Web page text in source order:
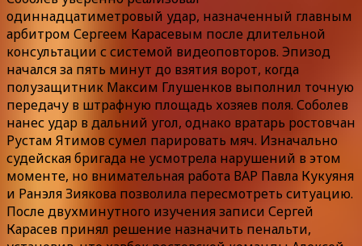
одиннадцатиметровый удар, назначенный главным
арбитром Сергеем Карасевым после длительной
консультации с системой видеоповторов. Эпизод
начался за пять минут до взятия ворот, когда
полузащитник Максим Глушенков выполнил точную
передачу в штрафную площадь хозяев поля. Соболев
нанес удар в дальний угол, однако вратарь ростовчан
Рустам Ятимов сумел парировать мяч. Изначально
судейская бригада не усмотрела нарушений в этом
моменте, но внимательная работа ВАР Павла Кукуяня
и Ранэля Зиякова позволила пересмотреть ситуацию.
После двухминутного изучения записи Сергей
Карасев принял решение назначить пенальти,